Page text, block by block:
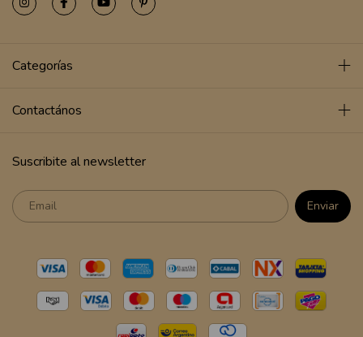
Categorías
Contactános
Suscribite al newsletter